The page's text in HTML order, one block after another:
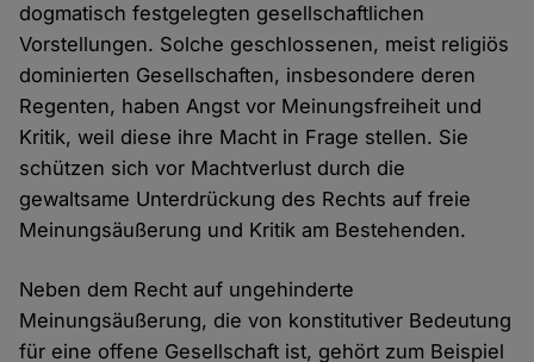
dogmatisch festgelegten gesellschaftlichen
Vorstellungen. Solche geschlossenen, meist religiös
dominierten Gesellschaften, insbesondere deren
Regenten, haben Angst vor Meinungsfreiheit und
Kritik, weil diese ihre Macht in Frage stellen. Sie
schützen sich vor Machtverlust durch die
gewaltsame Unterdrückung des Rechts auf freie
Meinungsäußerung und Kritik am Bestehenden.
Neben dem Recht auf ungehinderte
Meinungsäußerung, die von konstitutiver Bedeutung
für eine offene Gesellschaft ist, gehört zum Beispiel